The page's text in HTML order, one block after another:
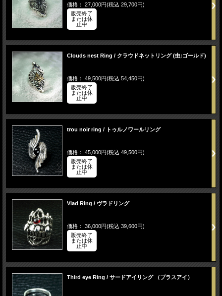
価格： 27,000円(税込 29,700円)
販売終了
または休
止中
Clouds nest Ring / クラウドネットリング (虫:ゴールド)
価格： 49,500円(税込 54,450円)
販売終了
または休
止中
trou noir ring / トゥルノワールリング
価格： 45,000円(税込 49,500円)
販売終了
または休
止中
Vlad Ring / ヴラドリング
価格： 36,000円(税込 39,600円)
販売終了
または休
止中
Third eye Ring / サードアイリング （ブラスアイ）